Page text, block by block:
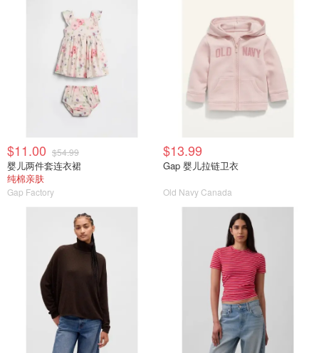
$11.00 $54.99
婴儿两件套连衣裙
纯棉亲肤
Gap Factory
$13.99
Gap 婴儿拉链卫衣
Old Navy Canada